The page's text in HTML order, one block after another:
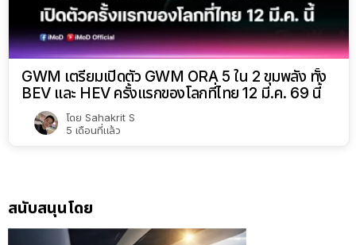
GWM เตรียมเปิดตัว GWM ORA 5 ใน 2 ขุมพลัง ทั้ง
BEV และ HEV ครั้งแรกของโลกที่ไทย 12 มี.ค. 69 นี้
โดย Sahakrit S
5 เดือนที่แล้ว
สนับสนุนโดย